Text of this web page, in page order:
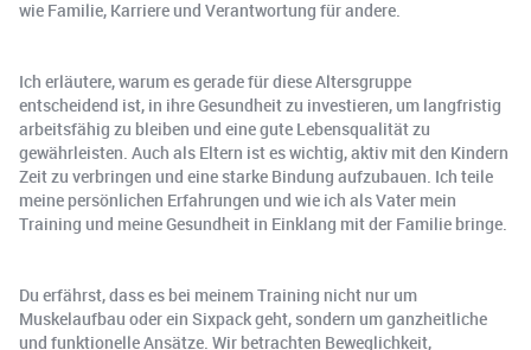
wie Familie, Karriere und Verantwortung für andere.
Ich erläutere, warum es gerade für diese Altersgruppe
entscheidend ist, in ihre Gesundheit zu investieren, um langfristig
arbeitsfähig zu bleiben und eine gute Lebensqualität zu
gewährleisten. Auch als Eltern ist es wichtig, aktiv mit den Kindern
Zeit zu verbringen und eine starke Bindung aufzubauen. Ich teile
meine persönlichen Erfahrungen und wie ich als Vater mein
Training und meine Gesundheit in Einklang mit der Familie bringe.
Du erfährst, dass es bei meinem Training nicht nur um
Muskelaufbau oder ein Sixpack geht, sondern um ganzheitliche
und funktionelle Ansätze. Wir betrachten Beweglichkeit,